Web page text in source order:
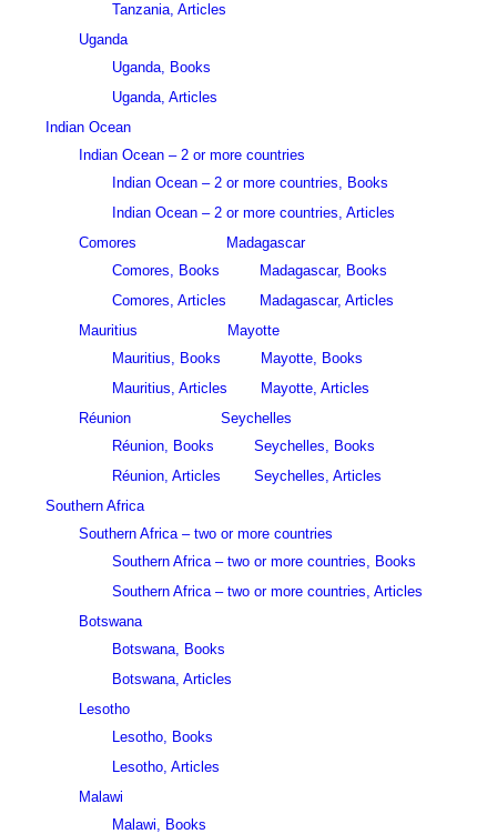
Tanzania, Articles
Uganda
Uganda, Books
Uganda, Articles
Indian Ocean
Indian Ocean – 2 or more countries
Indian Ocean – 2 or more countries, Books
Indian Ocean – 2 or more countries, Articles
Comores
Comores, Books
Comores, Articles
Madagascar
Madagascar, Books
Madagascar, Articles
Mauritius
Mauritius, Books
Mauritius, Articles
Mayotte
Mayotte, Books
Mayotte, Articles
Réunion
Réunion, Books
Réunion, Articles
Seychelles
Seychelles, Books
Seychelles, Articles
Southern Africa
Southern Africa – two or more countries
Southern Africa – two or more countries, Books
Southern Africa – two or more countries, Articles
Botswana
Botswana, Books
Botswana, Articles
Lesotho
Lesotho, Books
Lesotho, Articles
Malawi
Malawi, Books